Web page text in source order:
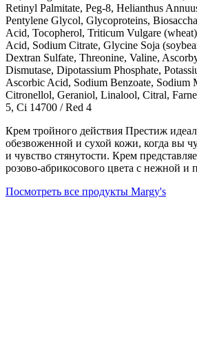
Retinyl Palmitate, Peg-8, Helianthus
Pentylene Glycol, Glycoproteins,
Acid, Tocopherol, Triticum Vulgare
Acid, Sodium Citrate, Glycine Soja
Dextran Sulfate, Threonine, Valine,
Dismutase, Dipotassium Phosphate,
Ascorbic Acid, Sodium Benzoate, Sodium
Citronellol, Geraniol, Linalool, Citral,
5, Ci 14700 / Red 4
Крем тройного действия Престиж
обезвоженной и сухой кожи, когда вы
и чувство стянутости. Крем
розово-абрикосового цвета с нежной и
Посмотреть все продукты Margy's